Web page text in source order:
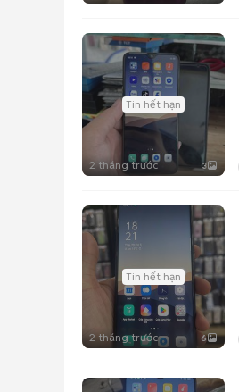
Tin hết hạn
2 tháng trước 3
Tin hết hạn
2 tháng trước 6